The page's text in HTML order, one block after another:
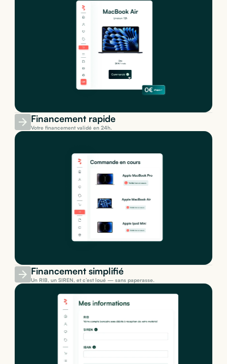
Financement rapide
Votre financement validé en 24h.
Financement simplifié
Un RIB, un SIREN, et c’est loué — sans paperasse.